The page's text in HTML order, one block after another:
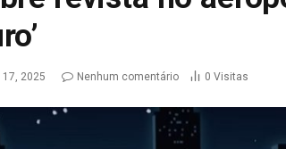
2025 Nenhum comentário 0 Visitas